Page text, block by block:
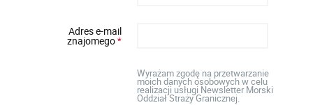
Adres e-mail
znajomego*
Wyrażam zgodę na przetwarzanie
moich danych osobowych w celu
realizacji usługi Newsletter Morski
Oddział Straży Granicznej.